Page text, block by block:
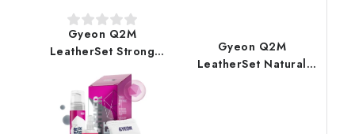
Gyeon Q2M
LeatherSet Strong
ošetření kůže
Gyeon Q2M
LeatherSet Natural